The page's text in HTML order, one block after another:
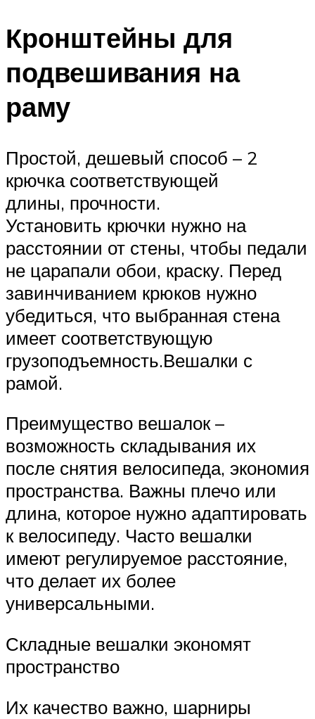
Кронштейны для
подвешивания на
раму
Простой, дешевый способ – 2
крючка соответствующей
длины, прочности.
Установить крючки нужно на
расстоянии от стены, чтобы педали
не царапали обои, краску. Перед
завинчиванием крюков нужно
убедиться, что выбранная стена
имеет соответствующую
грузоподъемность.Вешалки с
рамой.
Преимущество вешалок –
возможность складывания их
после снятия велосипеда, экономия
пространства. Важны плечо или
длина, которое нужно адаптировать
к велосипеду. Часто вешалки
имеют регулируемое расстояние,
что делает их более
универсальными.
Складные вешалки экономят
пространство
Их качество важно, шарниры